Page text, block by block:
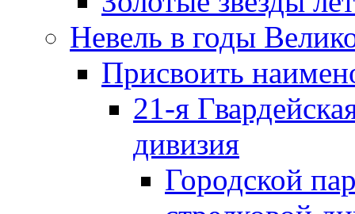
Невель в годы
Присвоить
21-я
дивизия
Городской